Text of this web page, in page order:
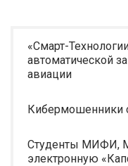
«Смарт-
автоматической
авиации
Кибермошенники
Студенты МИФИ,
электронную